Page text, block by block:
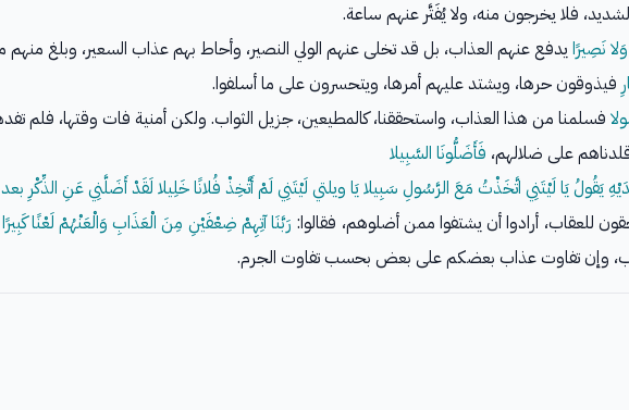
فلا يخرجون منه، ولا يُفَتَّر عنهم ساعة.
وَلا نَصِيرًا يدفع عنهم العذاب، بل قد تخلى عنهم الولي النصير، وأحاط بهم عذاب السعير، وبلغ منهم
فيذوقون حرها، ويشتد عليهم أمرها، ويتحسرون على ما أسلفوا.
فسلمنا من هذا العذاب، واستحققنا، كالمطيعين، جزيل الثواب. ولكن أمنية فات وقتها، فلم
على ضلالهم، فَأَضَلُّونَا السَّبِيلا
يَقُولُ يَا لَيْتَنِي اتَّخَذْتُ مَعَ الرَّسُولِ سَبِيلا يَا ويلتي لَيْتَنِي لَمْ أَتَّخِذْ فُلانًا خَلِيلا لَقَدْ أَضَلَّنِي عَنِ الذِّكْرِ
للعقاب، أرادوا أن يشتفوا ممن أضلوهم، فقالوا: رَبَّنَا آتِهِمْ ضِعْفَيْنِ مِنَ الْعَذَابِ وَالْعَنْهُمْ لَعْنًا كَبِيرًا
وإن تفاوت عذاب بعضكم على بعض بحسب تفاوت الجرم.